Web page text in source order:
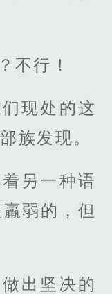
不行！
现处的这
族发现。
另一种语
弱的，但
出坚决的